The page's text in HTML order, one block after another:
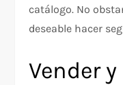
catálogo. No
deseable hacer
Vender